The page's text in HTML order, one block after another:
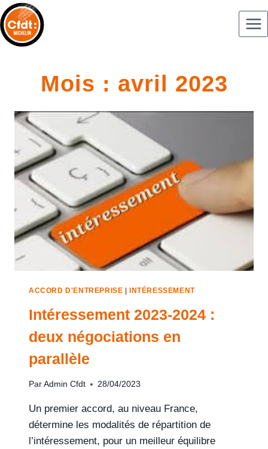
Mois : avril 2023
ACCORD D'ENTREPRISE |INTÉRESSEMENT
Intéressement 2023-2024 :
deux négociations en
parallèle
Par Admin Cfdt 28/04/2023
Un premier accord, au niveau France,
détermine les modalités de répartition de
l’intéressement, pour un meilleur équilibre